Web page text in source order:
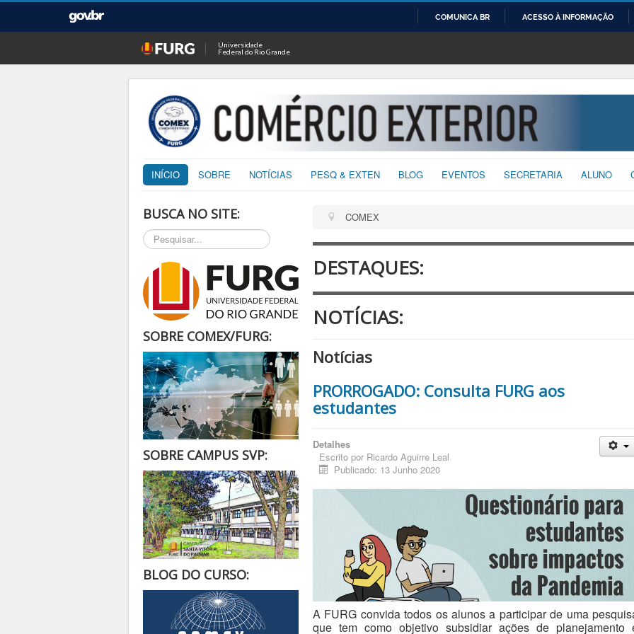
O
CONTEÚDO
COMUNICA BR ACESSO À INFORMAÇÃO
Universidade
Federal do Rio Grande
INÍCIO SOBRE NOTÍCIAS PESQ & EXTEN BLOG EVENTOS SECRETARIA ALUNO
BUSCA NO SITE:
Pesquisar...
SOBRE COMEX/FURG:
SOBRE CAMPUS SVP:
BLOG DO CURSO:
COMEX
DESTAQUES:
NOTÍCIAS:
Notícias
PRORROGADO: Consulta FURG aos
estudantes
Detalhes
Escrito por Ricardo Aguirre Leal
Publicado: 13 Junho 2020
A FURG convida todos os alunos a participar de uma
que tem como objetivo subsidiar ações de planejamento